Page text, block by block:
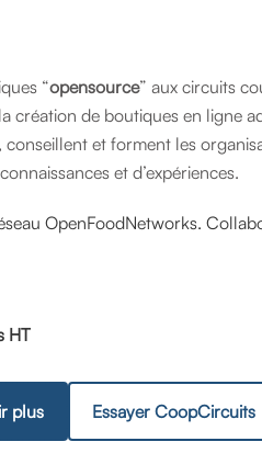
“opensource” aux circuits
de boutiques en ligne
et forment les
et d’expériences.
OpenFoodNetworks.
HT
plus Essayer CoopCircuits